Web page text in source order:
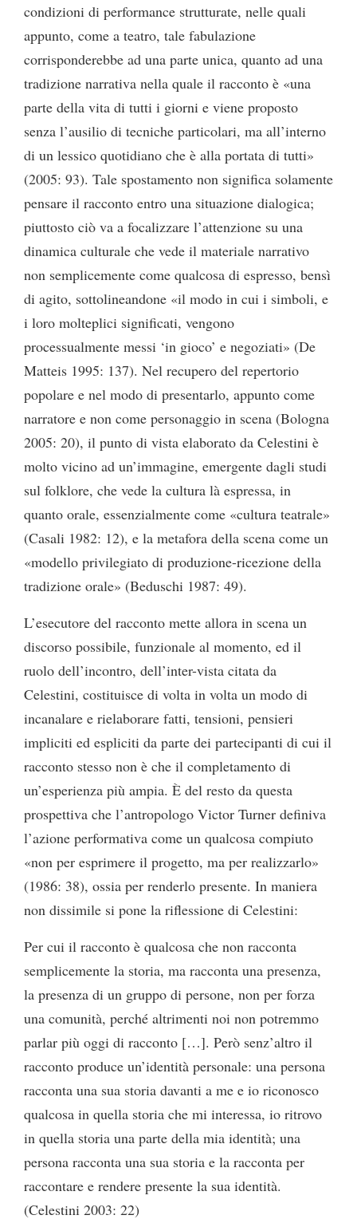
condizioni di performance strutturate, nelle quali
appunto, come a teatro, tale fabulazione
corrisponderebbe ad una parte unica, quanto ad una
tradizione narrativa nella quale il racconto è «una
parte della vita di tutti i giorni e viene proposto
senza l’ausilio di tecniche particolari, ma all’interno
di un lessico quotidiano che è alla portata di tutti»
(2005: 93). Tale spostamento non significa solamente
pensare il racconto entro una situazione dialogica;
piuttosto ciò va a focalizzare l’attenzione su una
dinamica culturale che vede il materiale narrativo
non semplicemente come qualcosa di espresso, bensì
di agito, sottolineandone «il modo in cui i simboli, e
i loro molteplici significati, vengono
processualmente messi ‘in gioco’ e negoziati» (De
Matteis 1995: 137). Nel recupero del repertorio
popolare e nel modo di presentarlo, appunto come
narratore e non come personaggio in scena (Bologna
2005: 20), il punto di vista elaborato da Celestini è
molto vicino ad un’immagine, emergente dagli studi
sul folklore, che vede la cultura là espressa, in
quanto orale, essenzialmente come «cultura teatrale»
(Casali 1982: 12), e la metafora della scena come un
«modello privilegiato di produzione-ricezione della
tradizione orale» (Beduschi 1987: 49).
L’esecutore del racconto mette allora in scena un
discorso possibile, funzionale al momento, ed il
ruolo dell’incontro, dell’inter-vista citata da
Celestini, costituisce di volta in volta un modo di
incanalare e rielaborare fatti, tensioni, pensieri
impliciti ed espliciti da parte dei partecipanti di cui il
racconto stesso non è che il completamento di
un’esperienza più ampia. È del resto da questa
prospettiva che l’antropologo Victor Turner definiva
l’azione performativa come un qualcosa compiuto
«non per esprimere il progetto, ma per realizzarlo»
(1986: 38), ossia per renderlo presente. In maniera
non dissimile si pone la riflessione di Celestini:
Per cui il racconto è qualcosa che non racconta
semplicemente la storia, ma racconta una presenza,
la presenza di un gruppo di persone, non per forza
una comunità, perché altrimenti noi non potremmo
parlar più oggi di racconto […]. Però senz’altro il
racconto produce un’identità personale: una persona
racconta una sua storia davanti a me e io riconosco
qualcosa in quella storia che mi interessa, io ritrovo
in quella storia una parte della mia identità; una
persona racconta una sua storia e la racconta per
raccontare e rendere presente la sua identità.
(Celestini 2003: 22)